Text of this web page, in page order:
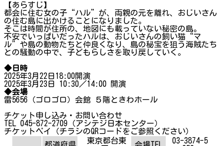
【あらすじ】
都会に住む女の子“ハル”が、両親の元を離れ、おじいさん
の住む島に出かけることになりました。
そこは時間が住所の、地図にも載っていない秘密の島。
不安でいっぱいだったハルは、おじいさんの飼い猫“マ
ル”や島の動物たちと仲良くなり、島の秘宝を狙う海賊たち
との騒動の中で、子どもらしさを取り戻していく。
◆日時
2025年3月22日18:00開演
2025年3月23日 10:30／14:00 開演
◆会場
雷5656（ゴロゴロ）会館 ５階ときわホール
チケット申し込み・お問い合わせ
TEL 045-872-2709（アシテジ日本センター）
チケットペイ（チラシのQRコードをご参照ください）
東京都台東
03-3874-5